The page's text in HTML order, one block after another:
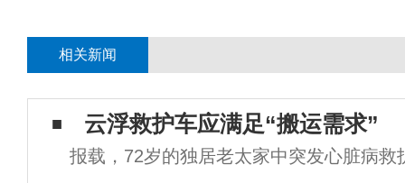
相关新闻
云浮救护车应满足“搬运需求”
报载，72岁的独居老太家中突发心脏病救